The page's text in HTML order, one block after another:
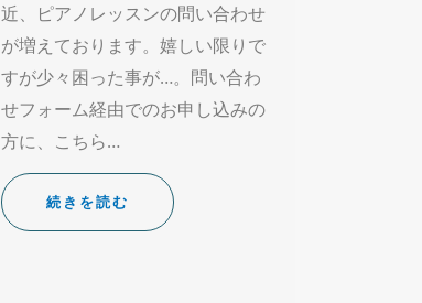
近、ピアノレッスンの問い合わせ
が増えております。嬉しい限りで
すが少々困った事が…。問い合わ
せフォーム経由でのお申し込みの
方に、こちら…
続きを読む